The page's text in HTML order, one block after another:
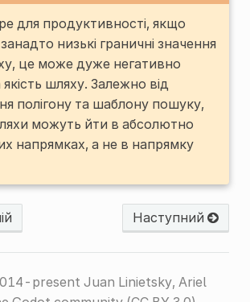
для продуктивності, якщо
низькі граничні значення
це може дуже негативно
шляху. Залежно від
полігону та шаблону пошуку,
можуть йти в абсолютно
напрямках, а не в напрямку
Наступний
present Juan Linietsky, Ariel